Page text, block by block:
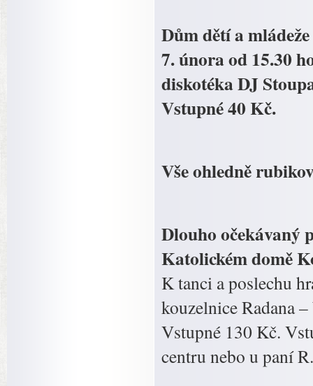
Dům dětí a
7. února od 15.30
diskotéka DJ
Vstupné 40 Kč.
Vše ohledně
Dlouho očekávaný
Katolickém domě
K tanci a poslechu
kouzelnice Radana
Vstupné 130 Kč.
centru nebo u paní